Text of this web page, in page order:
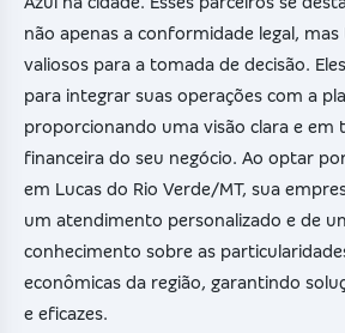
não apenas a conformidade legal,
valiosos para a tomada de decisão.
para integrar suas operações com a
proporcionando uma visão clara e em
financeira do seu negócio. Ao optar
em Lucas do Rio Verde/MT, sua
um atendimento personalizado e de
conhecimento sobre as
econômicas da região, garantindo
e eficazes.